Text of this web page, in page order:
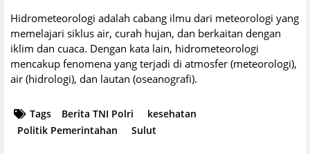
Hidrometeorologi adalah cabang ilmu dari meteorologi yang
memelajari siklus air, curah hujan, dan berkaitan dengan
iklim dan cuaca. Dengan kata lain, hidrometeorologi
mencakup fenomena yang terjadi di atmosfer (meteorologi),
air (hidrologi), dan lautan (oseanografi).
Tags Berita TNI Polri
kesehatan
Politik Pemerintahan
Sulut